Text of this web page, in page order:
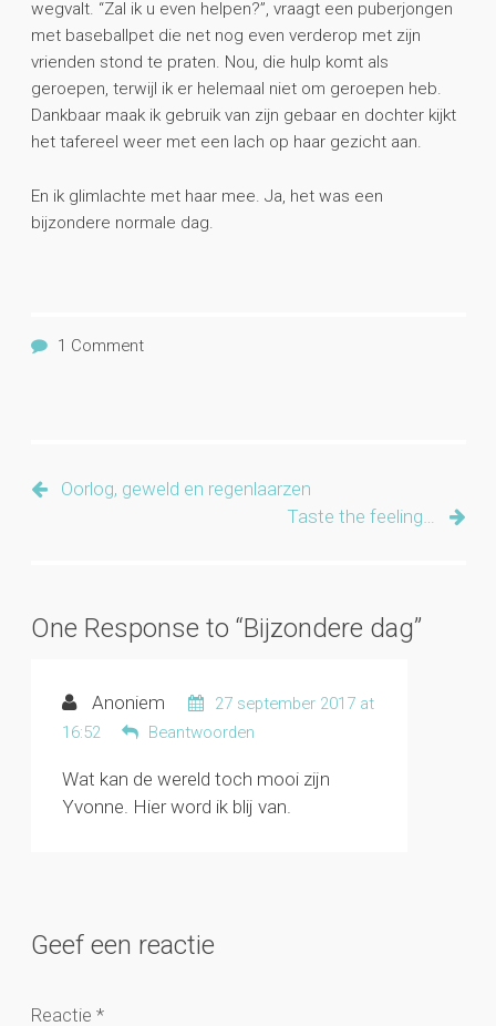
wegvalt. “Zal ik u even helpen?”, vraagt een puberjongen
met baseballpet die net nog even verderop met zijn
vrienden stond te praten. Nou, die hulp komt als
geroepen, terwijl ik er helemaal niet om geroepen heb.
Dankbaar maak ik gebruik van zijn gebaar en dochter kijkt
het tafereel weer met een lach op haar gezicht aan.
En ik glimlachte met haar mee. Ja, het was een
bijzondere normale dag.
1 Comment
Oorlog, geweld en regenlaarzen
Taste the feeling…
One Response to “Bijzondere dag”
Anoniem
27 september 2017 at
16:52
Beantwoorden
Wat kan de wereld toch mooi zijn
Yvonne. Hier word ik blij van.
Geef een reactie
Reactie *